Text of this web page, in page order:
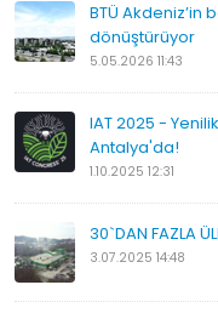
BTÜ Akdeniz’in
dönüştürüyor
5.05.2026 11:43
IAT 2025 -
Antalya'da!
1.10.2025 12:31
30`DAN FAZLA
3.07.2025 14:48